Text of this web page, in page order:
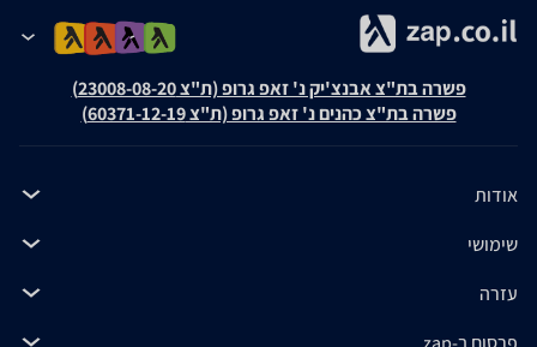
פשרה בת"צ אבנצ'יק נ' זאפ גרופ (ת"צ 23008-08-20)
פשרה בת"צ כהנים נ' זאפ גרופ (ת"צ 60371-12-19)
אודות
שימושי
עזרה